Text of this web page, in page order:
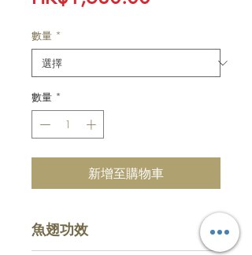
數量 *
數量 *
新增至購物車
魚翅功效